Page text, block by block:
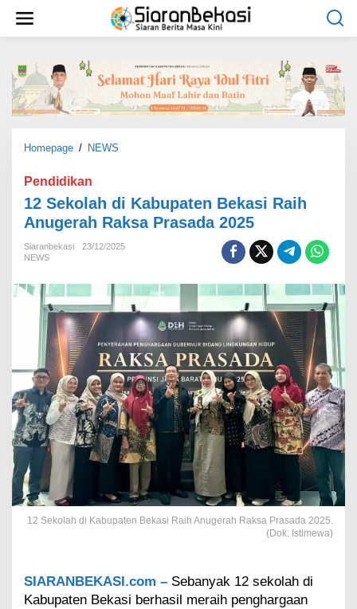
w
Homepage / NEWS
k
o
d
i
K
b
u
p
a
t
e
n
B
e
a
i
h
A
Pendidikan
12 Sekolah di Kabupaten Bekasi Raih
Anugerah Raksa Prasada 2025
Siaranbekasi
23/12/2025
NEWS
12 Sekolah di Kabupaten Bekasi Raih Anugerah Raksa Prasada 2025.
(Dok: Istimewa)
SIARANBEKASI.com – Sebanyak 12 sekolah di
Kabupaten Bekasi berhasil meraih penghargaan